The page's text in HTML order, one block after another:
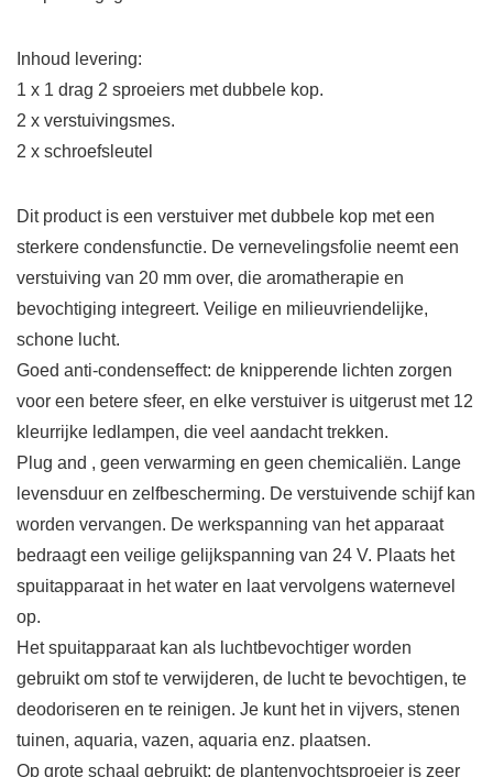
Inhoud levering:
1 x 1 drag 2 sproeiers met dubbele kop.
2 x verstuivingsmes.
2 x schroefsleutel
Dit product is een verstuiver met dubbele kop met een
sterkere condensfunctie. De vernevelingsfolie neemt een
verstuiving van 20 mm over, die aromatherapie en
bevochtiging integreert. Veilige en milieuvriendelijke,
schone lucht.
Goed anti-condenseffect: de knipperende lichten zorgen
voor een betere sfeer, en elke verstuiver is uitgerust met 12
kleurrijke ledlampen, die veel aandacht trekken.
Plug and , geen verwarming en geen chemicaliën. Lange
levensduur en zelfbescherming. De verstuivende schijf kan
worden vervangen. De werkspanning van het apparaat
bedraagt een veilige gelijkspanning van 24 V. Plaats het
spuitapparaat in het water en laat vervolgens waternevel
op.
Het spuitapparaat kan als luchtbevochtiger worden
gebruikt om stof te verwijderen, de lucht te bevochtigen, te
deodoriseren en te reinigen. Je kunt het in vijvers, stenen
tuinen, aquaria, vazen, aquaria enz. plaatsen.
Op grote schaal gebruikt: de plantenvochtsproeier is zeer